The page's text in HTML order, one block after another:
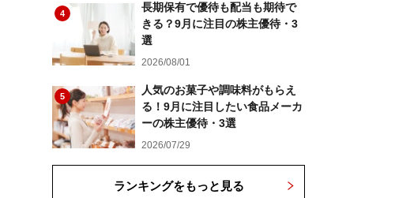
4
長期保有で優待も配当も期待で
きる？9月に注目の株主優待・3
選
2026/08/01
5
人気のお菓子や調味料がもらえ
る！9月に注目したい食品メーカ
ーの株主優待・3選
2026/07/29
ランキングをもっと見る